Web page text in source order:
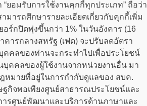
ยอมรับการใช้งานคุกกี้ทุกประเภท” ถือว่า
ารถศึกษารายละเอียดเกี่ยวกับคุกกี้เพิ่ม
ร์กปิดพุ่งขึ้นกว่า 1% ในวันอังคาร (16
ารกลางสหรัฐ (เฟด) จะปรับลดอัตรา
คคลของท่านจะกระทำไปเพื่อประโยชน์
บุคคลของผู้ใช้งานจากหน่วยงานอื่น มา
ฎหมายที่อยู่ในการกำกับดูแลของ สบค.
กิจพอเพียงศูนย์สาธารณประโยชน์และ
รศูนย์พัฒนาและบริการด้านภาษาและ